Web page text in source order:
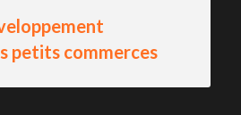
petits commerces